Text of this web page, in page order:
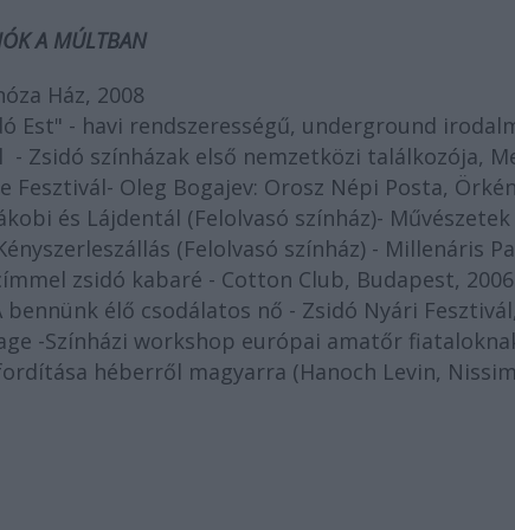
A MÚLTBAN
Ház, 2008
Est" - havi rendszerességű, underground
- Zsidó színházak első nemzetközi találkozója,
Fesztivál- Oleg Bogajev: Orosz Népi Posta,
és Lájdentál (Felolvasó színház)- Művészetek
(Felolvasó színház) - Millenáris
zsidó kabaré - Cotton Club, Budapest, 2006
bennünk élő csodálatos nő - Zsidó Nyári
-Színházi workshop európai amatőr
héberről magyarra (Hanoch Levin,